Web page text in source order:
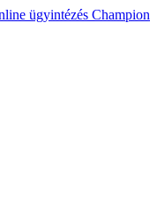
ügyintézés Champion